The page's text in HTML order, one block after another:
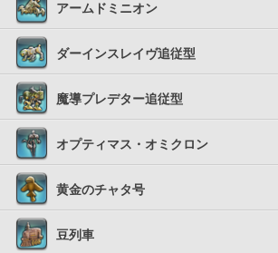
アームドミニオン
ダーインスレイヴ追従型
魔導プレデター追従型
オプティマス・オミクロン
黄金のチャタ号
豆列車